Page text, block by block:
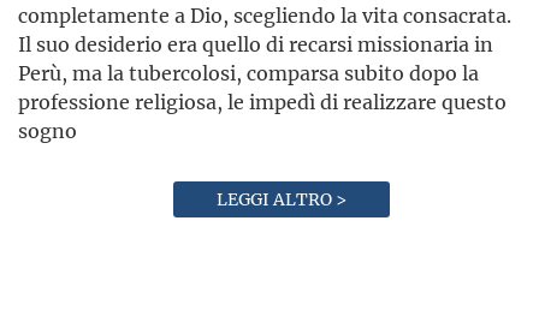
completamente a Dio, scegliendo la vita consacrata.
Il suo desiderio era quello di recarsi missionaria in
Perù, ma la tubercolosi, comparsa subito dopo la
professione religiosa, le impedì di realizzare questo
sogno
LEGGI ALTRO >